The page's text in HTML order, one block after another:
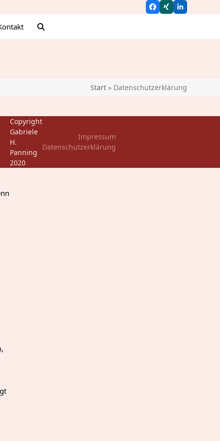
Facebook
XingLinkedIn
Start» Datenschutzerklärung
Copyright
Gabriele
H.
Panning
2020
Impressum
Datenschutzerklärung